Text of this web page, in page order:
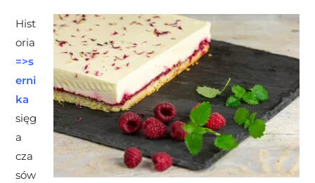
Hist
oria
=>s
erni
ka
sięg
a
cza
sów